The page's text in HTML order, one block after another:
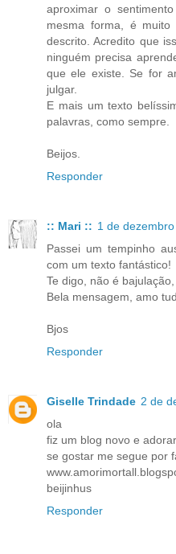
aproximar o
mesma forma, é
descrito. Acredito que
ninguém precisa
que ele existe. Se for
julgar.
E mais um texto
palavras, como sempre.
Beijos.
Responder
:: Mari :: 1 de
Passei um tempinho
com um texto fantástico!
Te digo, não é
Bela mensagem, amo
Bjos
Responder
Giselle Trindade 2 de
ola
fiz um blog novo e
se gostar me segue por
beijinhus
Responder